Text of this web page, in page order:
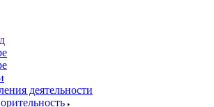
деятельности